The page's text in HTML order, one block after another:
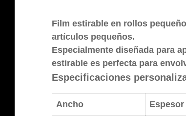
Film estirable en rollos
artículos pequeños.
Especialmente diseñada para
estirable es perfecta para
Especificaciones
Ancho Espesor